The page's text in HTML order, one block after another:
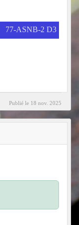
77-ASNB-2 D3
Publié le 18 nov. 2025